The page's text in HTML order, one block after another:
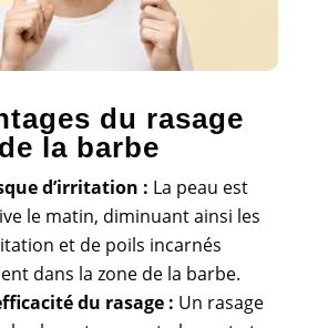
du rasage
la barbe
d’irritation : La peau est
le matin, diminuant ainsi les
et de poils incarnés
dans la zone de la barbe.
du rasage : Un rasage